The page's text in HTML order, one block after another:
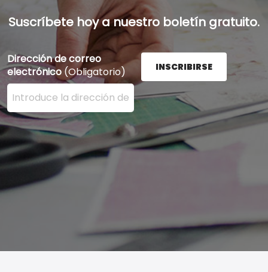
Suscríbete hoy a nuestro boletín gratuito.
Dirección de correo
electrónico (Obligatorio)
Ingrese su dirección de correo electrónico aquí y
INSCRIBIRSE